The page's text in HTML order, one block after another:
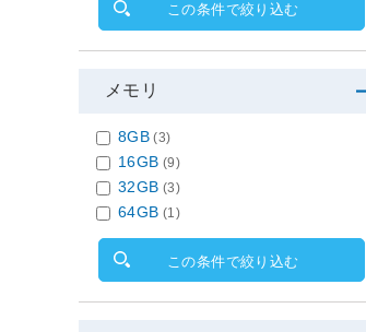
この条件で絞り込む
メモリ
8GB (3)
16GB (9)
32GB (3)
64GB (1)
この条件で絞り込む